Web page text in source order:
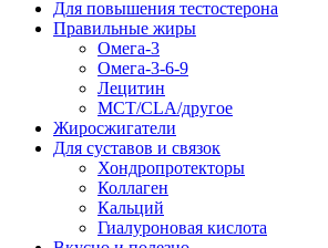
Для повышения тестостерона
Правильные жиры
Омега-3
Омега-3-6-9
Лецитин
MCT/CLA/другое
Жиросжигатели
Для суставов и связок
Хондропротекторы
Коллаген
Кальций
Гиалуроновая кислота